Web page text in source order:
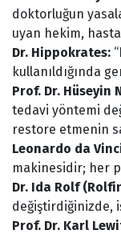
doktorluğun
uyan hekim,
Dr. Hippokrates:
kullanıldığında
Prof. Dr. Hüseyin
tedavi yöntemi
restore etmenin
Leonardo da
makinesidir; her
Dr. Ida Rolf
değiştirdiğinizde,
Prof. Dr. Karl